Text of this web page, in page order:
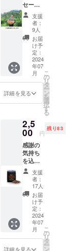
イギリスに
よる紅茶栽
培の推進の
影響でコー
ヒー栽培は
廃れてしま
いました。
しかし、近
年再びコー
盛り立てよ
うという機
運が高まっ
ています。
わずかに
残ったコー
ヒーの木を
頼りに、ス
リランカの
新しい一大
産業とすべ
く、コー
セー
ジ】 感
謝の気
持ちを
込め
て、お
礼の
メッ
セージ
をお送
りしま
す。
支援
者：
9人
お届
け予
定：
2024
年07
月
詳細を見る
こ
の
リ
タ
ー
ン
を
選
択
す
る
2,5
00 円
残り83
感謝の
気持ち
を込め
て、お
礼の
メッ
セージ
をお送
りしま
す。 セ
イロン
コー
ヒーの
【浅煎
支援
者：
17人
お届
け予
定：
2024
年07
月
詳細を見る
こ
の
リ
タ
ー
ン